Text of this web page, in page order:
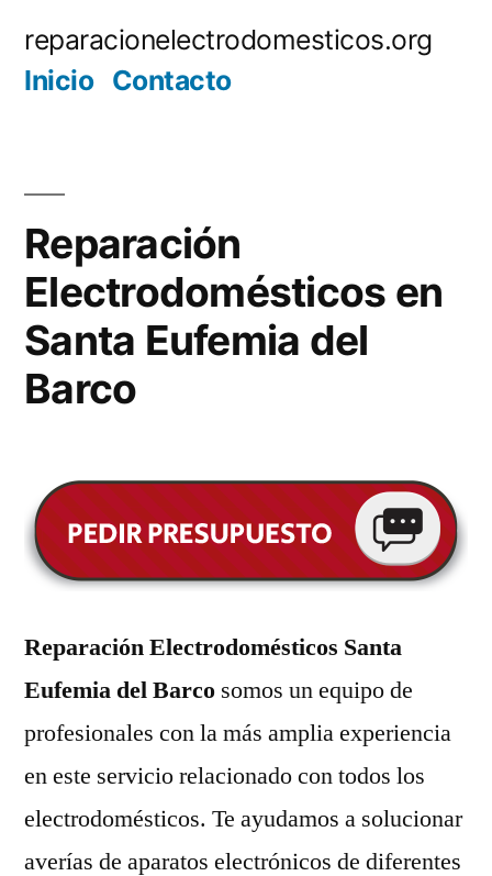
reparacionelectrodomesticos.org
Inicio Contacto
Reparación
Electrodomésticos en
Santa Eufemia del
Barco
Reparación Electrodomésticos Santa
Eufemia del Barco somos un equipo de
profesionales con la más amplia experiencia
en este servicio relacionado con todos los
electrodomésticos. Te ayudamos a solucionar
averías de aparatos electrónicos de diferentes